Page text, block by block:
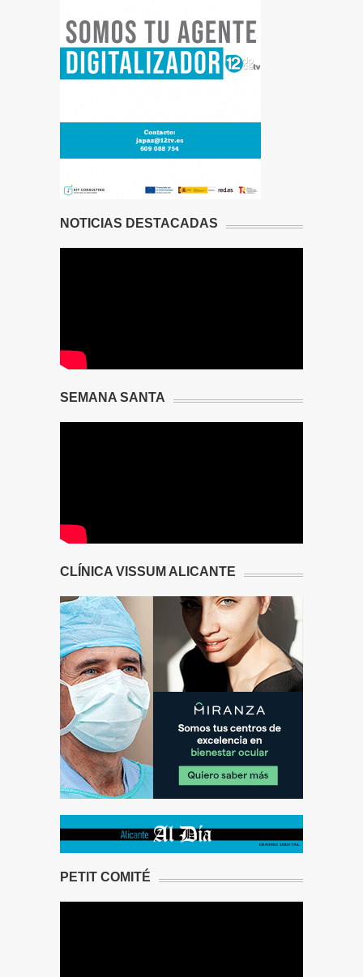
NOTICIAS DESTACADAS
SEMANA SANTA
CLÍNICA VISSUM ALICANTE
PETIT COMITÉ